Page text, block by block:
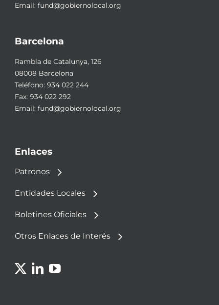
Email: fund@gobiernolocal.org
Barcelona
Rambla de Catalunya, 126
08008 Barcelona
Teléfono: 934 022 244
Fax: 934 022 292
Email: fund@gobiernolocal.org
Enlaces
Patronos
Entidades Locales
Boletines Oficiales
Otros Enlaces de Interés